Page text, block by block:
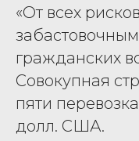
«От всех
гражданских
Совокупная
пяти
долл. США.